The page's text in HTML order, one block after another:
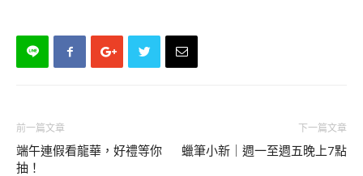
前一篇文章
端午連假看龍華，好禮等你
抽！
下一篇文章
蠟筆小新｜週一至週五晚上7點